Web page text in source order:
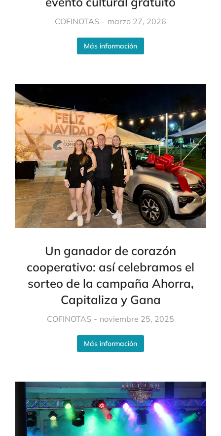
COFINOTAS marzo 27, 2026
Más información
Un ganador de corazón
cooperativo: así celebramos el
sorteo de la campaña Ahorra,
Capitaliza y Gana
COFINOTAS noviembre 25, 2025
Más información